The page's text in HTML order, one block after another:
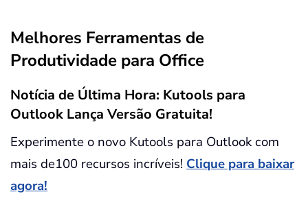
Melhores Ferramentas de
Produtividade para Office
Notícia de Última Hora: Kutools para
Outlook Lança Versão Gratuita!
Experimente o novo Kutools para Outlook com
mais de100 recursos incríveis! Clique para baixar
agora!